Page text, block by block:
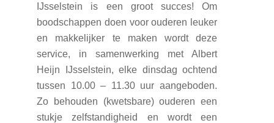
IJsselstein is een groot succes! Om
boodschappen doen voor ouderen leuker
en makkelijker te maken wordt deze
service, in samenwerking met Albert
Heijn IJsselstein, elke dinsdag ochtend
tussen 10.00 – 11.30 uur aangeboden.
Zo behouden (kwetsbare) ouderen een
stukje zelfstandigheid en wordt een